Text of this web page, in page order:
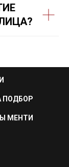
ПОДБОР
МЕНТИ